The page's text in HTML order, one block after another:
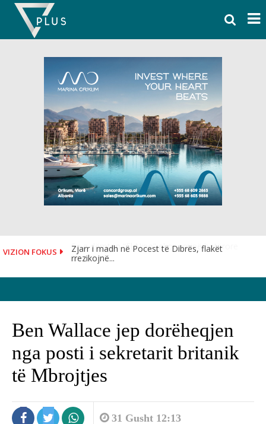
Skip
content
VIZION FOKUS
Zjarr i madh në Pocest të Dibrës, flakët
rrezikojnë...
Ben Wallace jep dorëheqjen
nga posti i sekretarit britanik
të Mbrojtjes
31 Gusht 12:13